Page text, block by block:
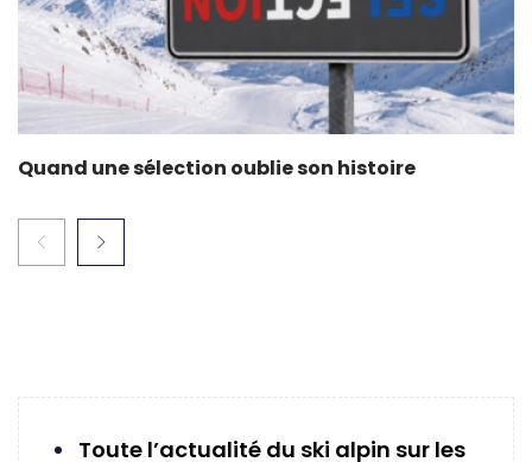
Quand une sélection oublie son histoire
Toute l’actualité du ski alpin sur les